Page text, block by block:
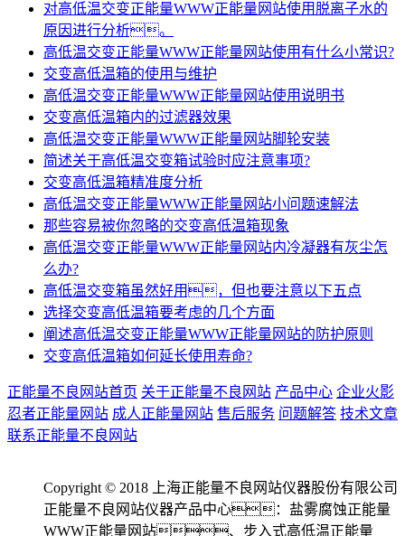
对高低温交变正能量WWW正能量网站使用脱离子水的
原因进行分析。
高低温交变正能量WWW正能量网站使用有什么小常识?
交变高低温箱的使用与维护
高低温交变正能量WWW正能量网站使用说明书
交变高低温箱内的过滤器效果
高低温交变正能量WWW正能量网站脚轮安装
简述关于高低温交变箱试验时应注意事项?
交变高低温箱精准度分析
高低温交变正能量WWW正能量网站小问题速解法
那些容易被你忽略的交变高低温箱现象
高低温交变正能量WWW正能量网站内冷凝器有灰尘怎
么办?
高低温交变箱虽然好用，但也要注意以下五点
选择交变高低温箱要考虑的几个方面
阐述高低温交变正能量WWW正能量网站的防护原则
交变高低温箱如何延长使用寿命?
正能量不良网站首页 关于正能量不良网站 产品中心 企业火影
忍者正能量网站 成人正能量网站 售后服务 问题解答 技术文章
联系正能量不良网站
Copyright © 2018 上海正能量不良网站仪器股份有限公司
正能量不良网站仪器产品中心：盐雾腐蚀正能量
WWW正能量网站、步入式高低温正能量